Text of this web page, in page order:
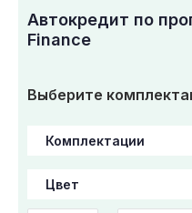
Автокредит по
Finance
Выберите